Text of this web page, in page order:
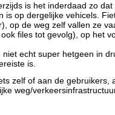
is het inderdaad zo dat
is op dergelijke vehicels.
op de weg zelf vallen ze
files tot gevolg), op het
echt super hetgeen in
is.
zelf of aan de gebruikers,
weg/